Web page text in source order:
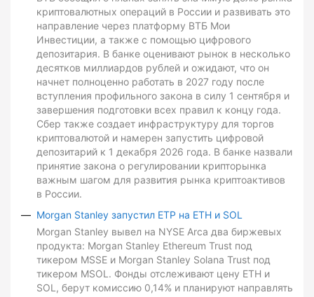
криптовалютных операций в России и развивать это
направление через платформу ВТБ Мои
Инвестиции, а также с помощью цифрового
депозитария. В банке оценивают рынок в несколько
десятков миллиардов рублей и ожидают, что он
начнет полноценно работать в 2027 году после
вступления профильного закона в силу 1 сентября и
завершения подготовки всех правил к концу года.
Сбер также создает инфраструктуру для торгов
криптовалютой и намерен запустить цифровой
депозитарий к 1 декабря 2026 года. В банке назвали
принятие закона о регулировании крипторынка
важным шагом для развития рынка криптоактивов
в России.
Morgan Stanley запустил ETP на ETH и SOL
Morgan Stanley вывел на NYSE Arca два биржевых
продукта: Morgan Stanley Ethereum Trust под
тикером MSSE и Morgan Stanley Solana Trust под
тикером MSOL. Фонды отслеживают цену ETH и
SOL, берут комиссию 0,14% и планируют направлять